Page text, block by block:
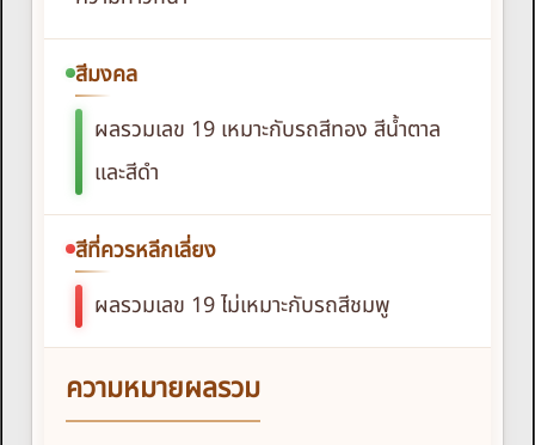
สีมงคล
ผลรวมเลข 19 เหมาะกับรถสีทอง สีน้ำตาล
และสีดำ
สีที่ควรหลีกเลี่ยง
ผลรวมเลข 19 ไม่เหมาะกับรถสีชมพู
ความหมายผลรวม